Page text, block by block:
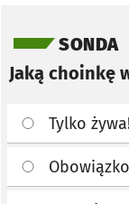
SONDA
Jaką choinkę
Tylko